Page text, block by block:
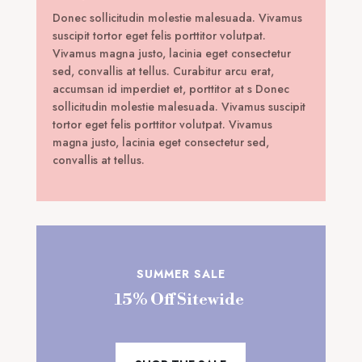
Donec sollicitudin molestie malesuada. Vivamus
suscipit tortor eget felis porttitor volutpat.
Vivamus magna justo, lacinia eget consectetur
sed, convallis at tellus. Curabitur arcu erat,
accumsan id imperdiet et, porttitor at s Donec
sollicitudin molestie malesuada. Vivamus suscipit
tortor eget felis porttitor volutpat. Vivamus
magna justo, lacinia eget consectetur sed,
convallis at tellus.
SUMMER SALE
15% Off Sitewide